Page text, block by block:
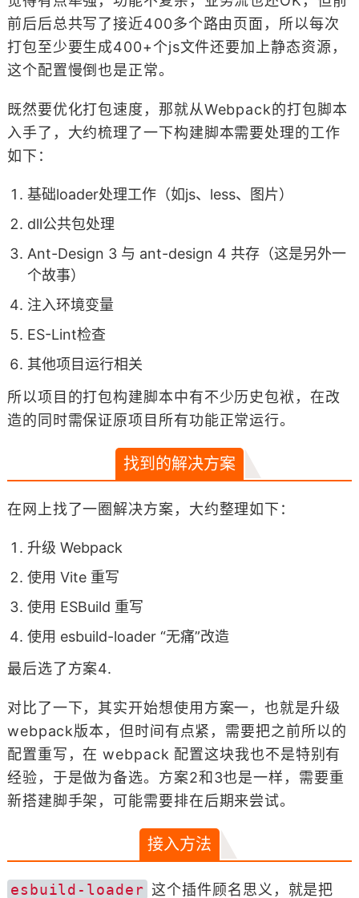
前后后总共写了接近400多个路由页面，所以每次
打包至少要生成400+个js文件还要加上静态资源，
这个配置慢倒也是正常。
既然要优化打包速度，那就从Webpack的打包脚本
入手了，大约梳理了一下构建脚本需要处理的工作
如下：
基础loader处理工作（如js、less、图片）
dll公共包处理
Ant-Design 3 与 ant-design 4 共存（这是另外一
个故事）
注入环境变量
ES-Lint检查
其他项目运行相关
所以项目的打包构建脚本中有不少历史包袱，在改
造的同时需保证原项目所有功能正常运行。
找到的解决方案
在网上找了一圈解决方案，大约整理如下：
升级 Webpack
使用 Vite 重写
使用 ESBuild 重写
使用 esbuild-loader “无痛”改造
最后选了方案4.
对比了一下，其实开始想使用方案一，也就是升级
webpack版本，但时间有点紧，需要把之前所以的
配置重写，在 webpack 配置这块我也不是特别有
经验，于是做为备选。方案2和3也是一样，需要重
新搭建脚手架，可能需要排在后期来尝试。
接入方法
esbuild-loader 这个插件顾名思义，就是把